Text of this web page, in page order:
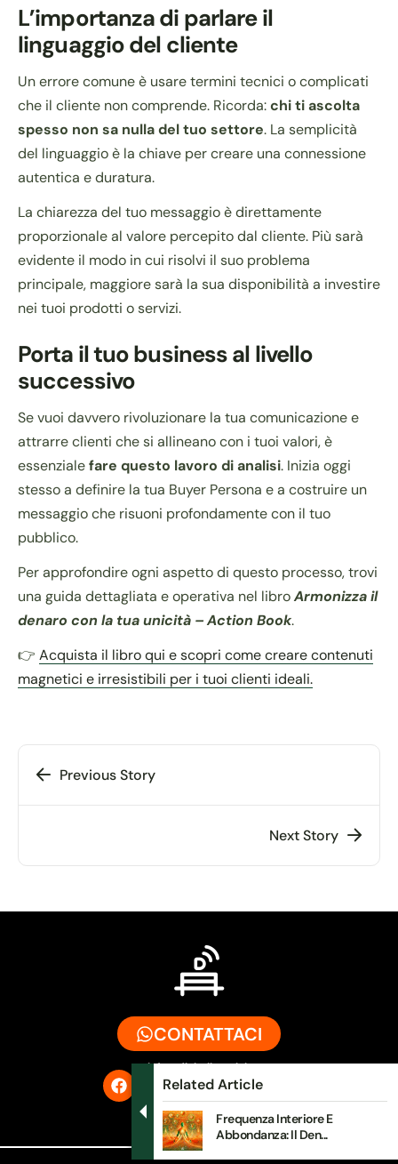
L’importanza di parlare il
linguaggio del cliente
Un errore comune è usare termini tecnici o complicati
che il cliente non comprende. Ricorda:chi ti ascolta
spesso non sa nulla del tuo settore. La semplicità
del linguaggio è la chiave per creare una connessione
autentica e duratura.
La chiarezza del tuo messaggio è direttamente
proporzionale al valore percepito dal cliente. Più sarà
evidente il modo in cui risolvi il suo problema
principale, maggiore sarà la sua disponibilità a investire
nei tuoi prodotti o servizi.
Porta il tuo business al livello
successivo
Se vuoi davvero rivoluzionare la tua comunicazione e
attrarre clienti che si allineano con i tuoi valori, è
essenzialefare questo lavoro di analisi. Inizia oggi
stesso a definire la tua Buyer Persona e a costruire un
messaggio che risuoni profondamente con il tuo
pubblico.
Per approfondire ogni aspetto di questo processo, trovi
una guida dettagliata e operativa nel libroArmonizza il
denaro con la tua unicità – Action Book.
👉 Acquista il libro qui e scopri come creare contenuti
magnetici e irresistibili per i tuoi clienti ideali.
Previous Story
Next Story
Related Article
Frequenza Interiore E
Abbondanza: Il Den...
CONTATTACI
info@digitalbench.it